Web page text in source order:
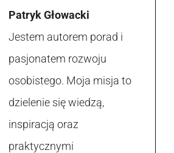
Patryk Głowacki
Jestem autorem porad i
pasjonatem rozwoju
osobistego. Moja misja to
dzielenie się wiedzą,
inspiracją oraz
praktycznymi